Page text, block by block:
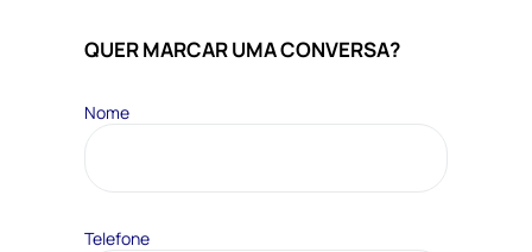
QUER MARCAR UMACONVERSA?
Nome
Telefone